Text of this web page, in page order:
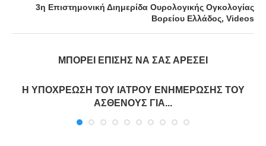
3η Επιστημονική Διημερίδα Ουρολογικής Ογκολογίας
Βορείου Ελλάδος, Videos
ΜΠΟΡΕΊ ΕΠΊΣΗΣ ΝΑ ΣΑΣ ΑΡΈΣΕΙ
Η ΥΠΟΧΡΕΩΣΗ ΤΟΥ ΙΑΤΡΟΥ ΕΝΗΜΕΡΩΣΗΣ ΤΟΥ
ΑΣΘΕΝΟΥΣ ΓΙΑ...